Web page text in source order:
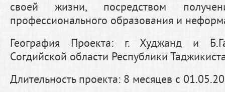
своей жизни, посредством
профессионального образования и
География Проекта: г. Худжанд и
Согдийской области Республики
Длительность проекта: 8 месяцев с